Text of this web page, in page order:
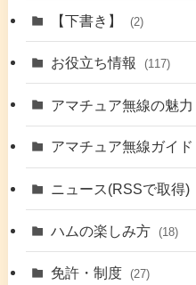
(7)
【下書き】 (2)
お役立ち情報 (117)
(48)
(9)
(17)
アマチュア無線の魅力
アマチュア無線ガイド
(42)
(5) (41)
ニュース(RSSで取得)
ハムの楽しみ方 (18)
免許・制度 (27)